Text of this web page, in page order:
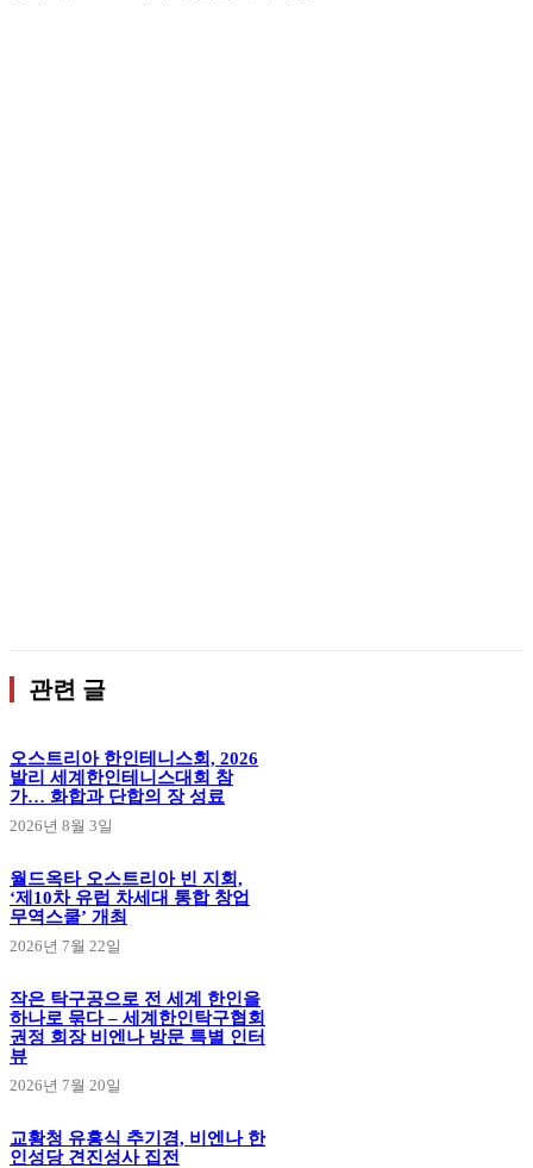
관련 글
오스트리아 한인테니스회, 2026
발리 세계한인테니스대회 참
가… 화합과 단합의 장 성료
2026년 8월 3일
월드옥타 오스트리아 빈 지회,
‘제10차 유럽 차세대 통합 창업
무역스쿨’ 개최
2026년 7월 22일
작은 탁구공으로 전 세계 한인을
하나로 묶다 – 세계한인탁구협회
권정 회장 비엔나 방문 특별 인터
뷰
2026년 7월 20일
교황청 유흥식 추기경, 비엔나 한
인성당 견진성사 집전